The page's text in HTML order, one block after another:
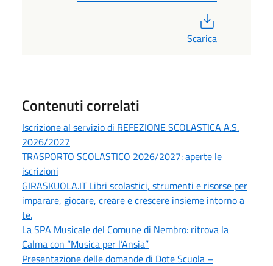
Scarica
Contenuti correlati
Iscrizione al servizio di REFEZIONE SCOLASTICA A.S.
2026/2027
TRASPORTO SCOLASTICO 2026/2027: aperte le
iscrizioni
GIRASKUOLA.IT Libri scolastici, strumenti e risorse per
imparare, giocare, creare e crescere insieme intorno a
te.
La SPA Musicale del Comune di Nembro: ritrova la
Calma con “Musica per l’Ansia”
Presentazione delle domande di Dote Scuola –